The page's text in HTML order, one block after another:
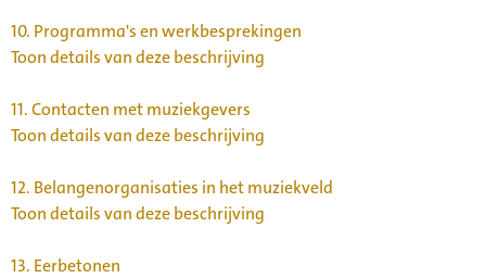
10. Programma's en werkbesprekingen
Toon details van deze beschrijving
11.Contacten met muziekgevers
Toon details van deze beschrijving
12. Belangenorganisaties in het muziekveld
Toon details van deze beschrijving
13. Eerbetonen